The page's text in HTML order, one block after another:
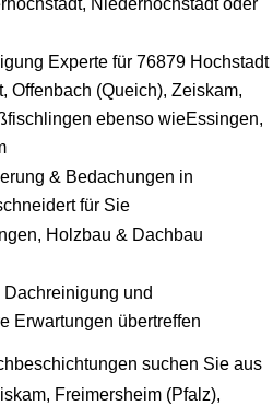
Niederhochstadt oder
Experte für 76879 Hochstadt
Offenbach (Queich), Zeiskam,
ebenso wieEssingen,
& Bedachungen in
für Sie
Holzbau & Dachbau
und
Erwartungen übertreffen
suchen Sie aus
Freimersheim (Pfalz),